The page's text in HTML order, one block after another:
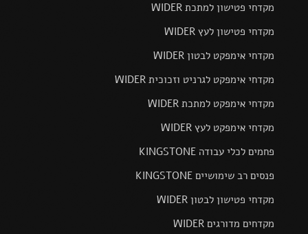
מקדחי פטישון למתכת WIDER
מקדחי פטישון לעץ WIDER
מקדחי אימפקט לבטון WIDER
מקדחי אימפקט לגרניט וזכוכית WIDER
מקדחי אימפקט למתכת WIDER
מקדחי אימפקט לעץ WIDER
פחמים לכלי עבודה KINGSTONE
פנסים רב שימושיים KINGSTONE
מקדחי פטישון לבטון WIDER
מקדחים מדורגים WIDER